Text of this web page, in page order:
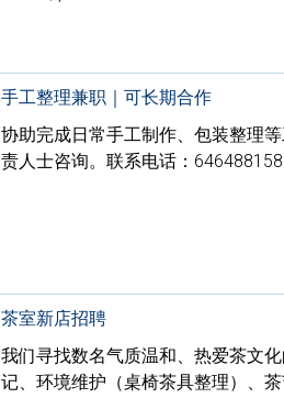
手工整理兼职｜可长期合作
协助完成日常手工制作、包装整理
责人士咨询。联系电话：
茶室新店招聘
我们寻找数名气质温和、热爱茶文
记、环境维护（桌椅茶具整理）、